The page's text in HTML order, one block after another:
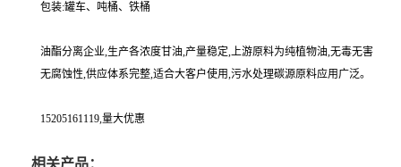
包装:罐车、吨桶、铁桶
油酯分离企业,生产各浓度甘油,产量稳定,上游原料为纯植物油,无毒无害
无腐蚀性,供应体系完整,适合大客户使用,污水处理碳源原料应用广泛。
15205161119,量大优惠
相关产品：